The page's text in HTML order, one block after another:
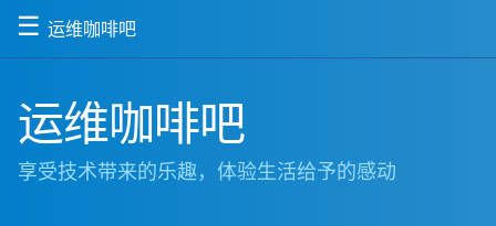
☰ 运维咖啡吧
运维咖啡吧
享受技术带来的乐趣，体验生活给予的感动